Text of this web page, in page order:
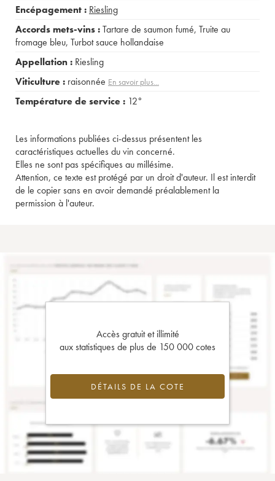
Encépagement : Riesling
Accords mets-vins :Tartare de saumon fumé, Truite au
fromage bleu, Turbot sauce hollandaise
Appellation : Riesling
Viticulture : raisonnée En savoir plus...
Température de service : 12°
Les informations publiées ci-dessus présentent les
caractéristiques actuelles du vin concerné.
Elles ne sont pas spécifiques au millésime.
Attention, ce texte est protégé par un droit d'auteur. Il est interdit
de le copier sans en avoir demandé préalablement la
permission à l'auteur.
Accès gratuit et illimité
aux statistiques de plus de 150 000 cotes
DÉTAILS DE LA COTE